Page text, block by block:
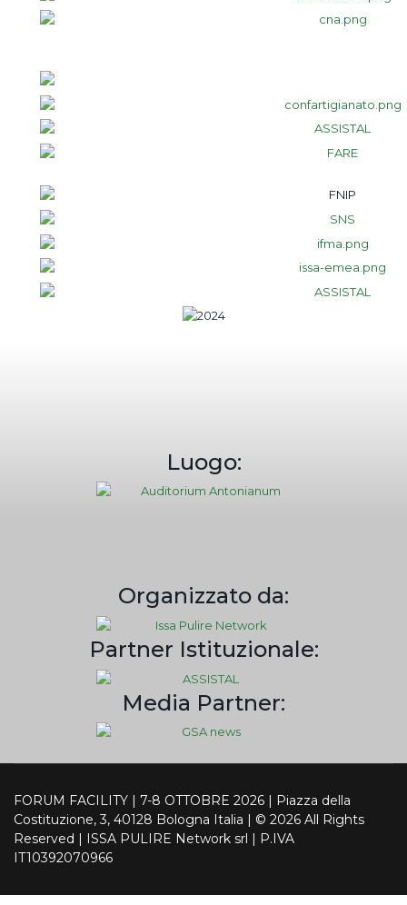
Luogo:
Organizzato da:
Partner Istituzionale:
Media Partner:
FORUM FACILITY | 7-8 OTTOBRE 2026 | Piazza della
Costituzione, 3, 40128 Bologna Italia | © 2026 All Rights
Reserved | ISSA PULIRE Network srl | P.IVA
IT10392070966